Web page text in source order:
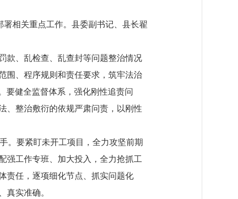
相关重点工作。县委副书记、县长翟
款、乱检查、乱查封等问题整治情况
围、程序规则和责任要求，筑牢法治
要健全监督体系，强化刚性追责问
、整治敷衍的依规严肃问责，以刚性
。要紧盯未开工项目，全力攻坚前期
强工作专班、加大投入，全力抢抓工
责任，逐项细化节点、抓实问题化
真实准确。